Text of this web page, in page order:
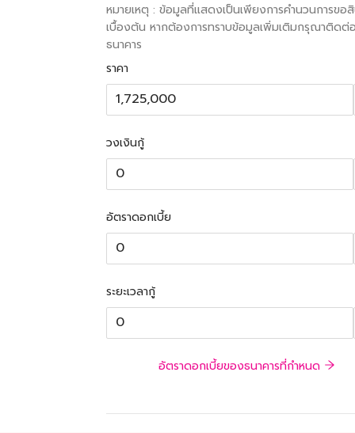
หมายเหตุ : ข้อมูลที่แสดงเป็นเพียงการคำนวนการขอ
เบื้องต้น หากต้องการทราบข้อมูลเพิ่มเติมกรุณาติดต่
ธนาคาร
ราคา
วงเงินกู้
อัตราดอกเบี้ย
ระยะเวลากู้
อัตราดอกเบี้ยของธนาคารที่กำหนด